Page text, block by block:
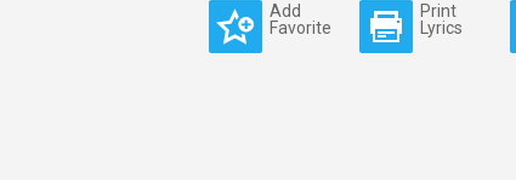
Add
Favorite
Print
Lyrics